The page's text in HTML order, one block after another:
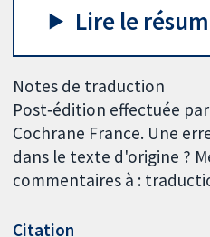
Lire le
Notes de traduction
Post‐édition effectuée
Cochrane France. Une
dans le texte d'origine ?
commentaires à :
Citation